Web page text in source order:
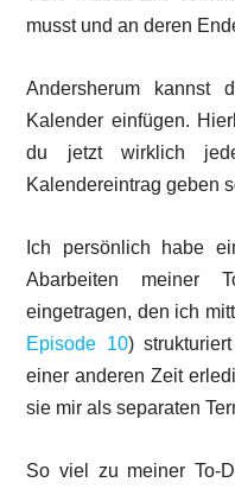
musst und an deren
Andersherum kannst
Kalender einfügen.
du jetzt wirklich
Kalendereintrag geben
Ich persönlich habe
Abarbeiten meiner
eingetragen, den ich
Episode 10)
einer anderen Zeit
sie mir als separaten
So viel zu meiner To-